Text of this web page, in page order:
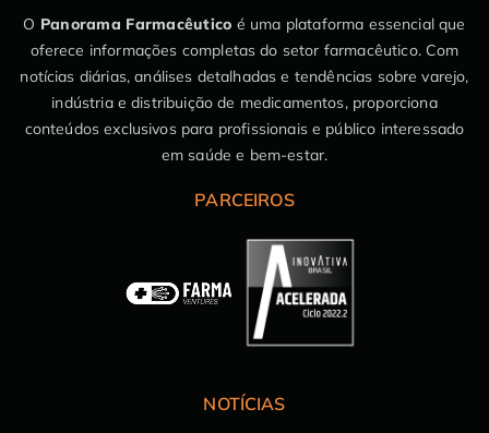
O Panorama Farmacêutico é uma plataforma essencial que
oferece informações completas do setor farmacêutico. Com
notícias diárias, análises detalhadas e tendências sobre varejo,
indústria e distribuição de medicamentos, proporciona
conteúdos exclusivos para profissionais e público interessado
em saúde e bem-estar.
PARCEIROS
NOTÍCIAS